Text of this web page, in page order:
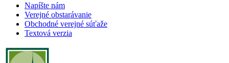
Napíšte nám
Verejné obstarávanie
Obchodné verejné súťaže
Textová verzia